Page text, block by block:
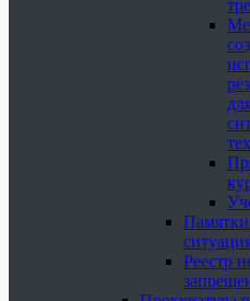
Реестр